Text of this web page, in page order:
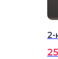
2-